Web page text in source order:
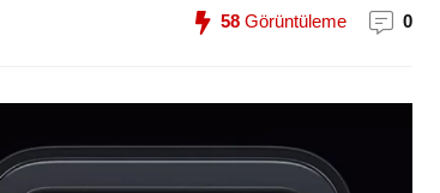
58 Görüntüleme 0